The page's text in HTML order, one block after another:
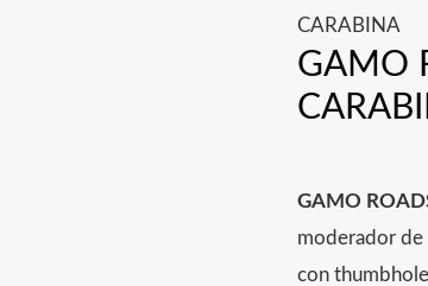
CARABINA
GAMO
GAMO
moderador de
con